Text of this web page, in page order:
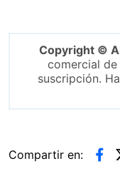
Copyright ©
comercial
suscripción.
Compartir en: